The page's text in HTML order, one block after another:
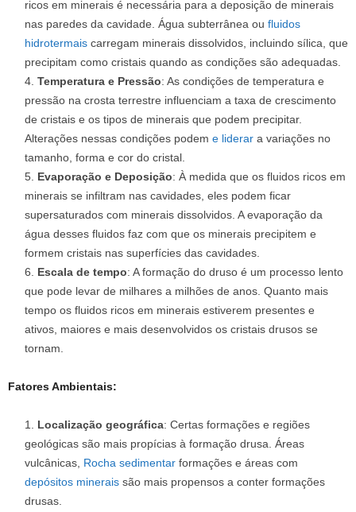
ricos em minerais é necessária para a deposição de minerais
nas paredes da cavidade. Água subterrânea ou fluidos
hidrotermais carregam minerais dissolvidos, incluindo sílica, que
precipitam como cristais quando as condições são adequadas.
Temperatura e Pressão: As condições de temperatura e
pressão na crosta terrestre influenciam a taxa de crescimento
de cristais e os tipos de minerais que podem precipitar.
Alterações nessas condições podem e liderar a variações no
tamanho, forma e cor do cristal.
Evaporação e Deposição: À medida que os fluidos ricos em
minerais se infiltram nas cavidades, eles podem ficar
supersaturados com minerais dissolvidos. A evaporação da
água desses fluidos faz com que os minerais precipitem e
formem cristais nas superfícies das cavidades.
Escala de tempo: A formação do druso é um processo lento
que pode levar de milhares a milhões de anos. Quanto mais
tempo os fluidos ricos em minerais estiverem presentes e
ativos, maiores e mais desenvolvidos os cristais drusos se
tornam.
Fatores Ambientais:
Localização geográfica: Certas formações e regiões
geológicas são mais propícias à formação drusa. Áreas
vulcânicas, Rocha sedimentar formações e áreas com
depósitos minerais são mais propensos a conter formações
drusas.